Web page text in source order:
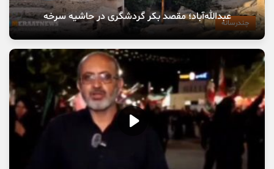
چندرسانهعبدالله‌آباد؛ مقصد بکر گردشگری در حاشیه سرخه